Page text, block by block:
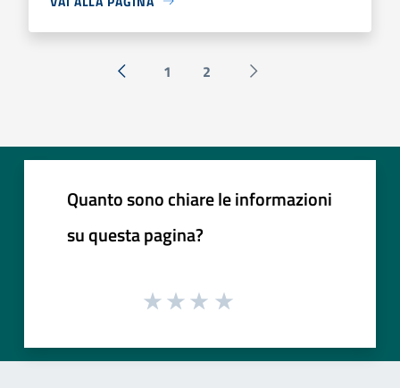
« Precedente
1 2 Successiva »
Quanto sono chiare le informazioni
su questa pagina?